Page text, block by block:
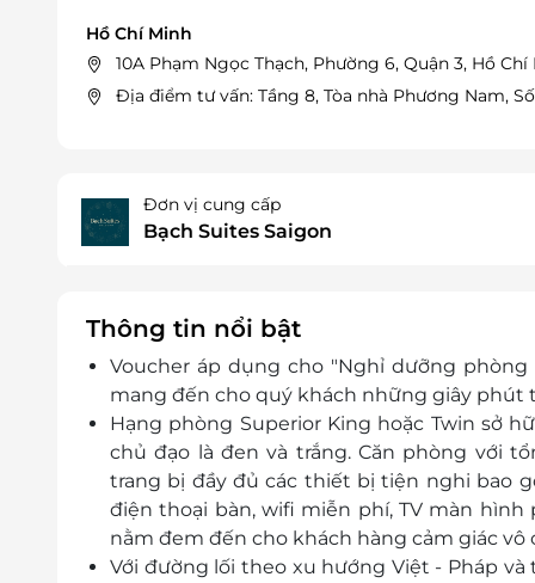
Hồ Chí Minh
10A Phạm Ngọc Thạch, Phường 6, Quận 3, Hồ
Địa điểm tư vấn: Tầng 8, Tòa nhà Phương Nam,
Đơn vị cung cấp
Bạch Suites Saigon
Thông tin nổi bật
Voucher áp dụng cho "Nghỉ dưỡng phòng
mang đến cho quý khách những giây phút
Hạng phòng Superior King hoặc Twin sở
chủ đạo là đen và trắng. Căn phòng với
trang bị đầy đủ các thiết bị tiện nghi bao
điện thoại bàn, wifi miễn phí, TV màn
nằm đem đến cho khách hàng cảm giác vô
Với đường lối theo xu hướng Việt - Pháp